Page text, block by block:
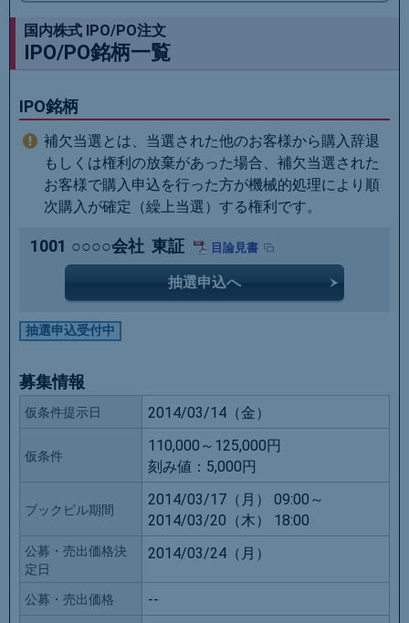
国内株式 IPO/PO注文
IPO/PO銘柄一覧
IPO銘柄
補欠当選とは、当選された他のお客様から購入辞退
もしくは権利の放棄があった場合、補欠当選された
お客様で購入申込を行った方が機械的処理により順
次購入が確定（繰上当選）する権利です。
1001 ○○○○会社 東証 目論見書
抽選申込へ
抽選申込受付中
募集情報
仮条件提示日 2014/03/14（金）
仮条件
110,000～125,000円
刻み値： 5,000円
ブックビル期間
2014/03/17（月） 09:00～
2014/03/20（木） 18:00
公募・売出価格決
定日
2014/03/24（月）
公募・売出価格 --